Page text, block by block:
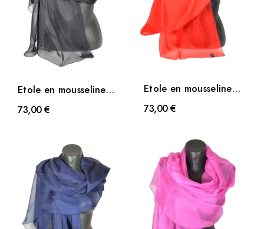
Etole en mousseline
de soie noire
73,00 €
Etole en mousseline
de soie rouge
73,00 €